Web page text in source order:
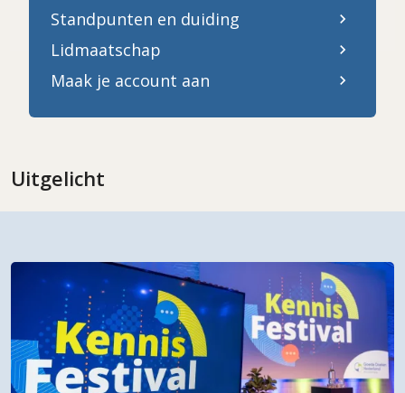
Standpunten en duiding
Lidmaatschap
Maak je account aan
Uitgelicht